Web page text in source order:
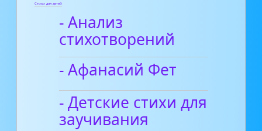
Стихи для детей
- Анализ
стихотворений
- Афанасий Фет
- Детские стихи для
заучивания